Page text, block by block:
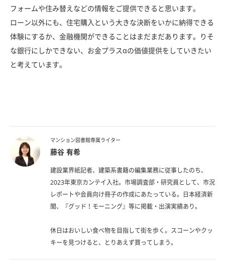
フォームや住み替えなどの情報をご提供できると思います。
ローン以外にも、住宅購入という大きな決断をいかに納得できる
体験にするか、金融機関ができることはまだまだあります。りそ
な銀行にしかできない、お金プラスαの価値提供をしていきたい
と考えています。
マンション図書館専属ライター
藤谷 有希
建設業界紙記者、建築系書籍の編集業務に従事したのち、
2023年東京カンテイ入社。市場調査部・研究員として、市況
レポートや会員向け冊子の作成にあたっている。日本経済新
聞、『グッド！モーニング』等に掲載・出演実績あり。
休日はおいしい食べ物を目指して街を歩く。スコーンやクッ
キーを見つけると、とりあえず買ってしまう。